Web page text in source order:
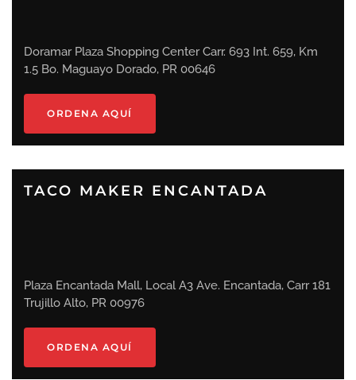
Doramar Plaza Shopping Center Carr. 693 Int. 659, Km
1.5 Bo. Maguayo Dorado, PR 00646
ORDENA AQUÍ
TACO MAKER ENCANTADA
Plaza Encantada Mall, Local A3 Ave. Encantada, Carr 181
Trujillo Alto, PR 00976
ORDENA AQUÍ